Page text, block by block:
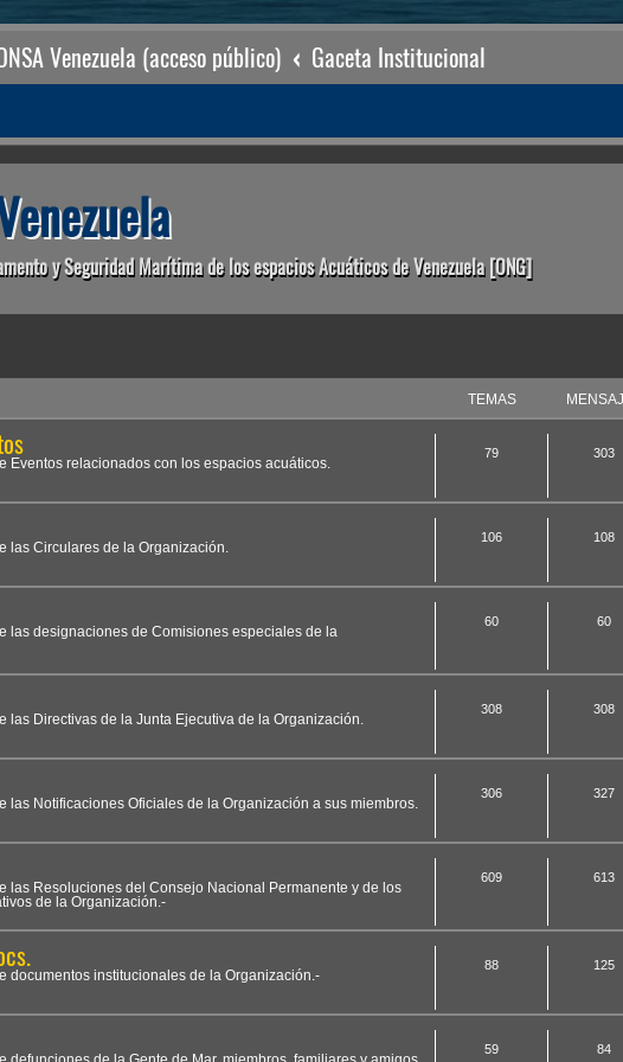
Venezuela (acceso público) Gaceta Institucional
y Seguridad Marítima de los espacios Acuáticos de Venezuela [ONG]
TEMAS
Eventos relacionados con los espacios acuáticos.
79 303
las Circulares de la Organización.
106 108
las designaciones de Comisiones especiales de la
60 60
las Directivas de la Junta Ejecutiva de la Organización.
308 308
las Notificaciones Oficiales de la Organización a sus miembros.
306 327
las Resoluciones del Consejo Nacional Permanente y de los
de la Organización.-
609 613
documentos institucionales de la Organización.-
88 125
59 84